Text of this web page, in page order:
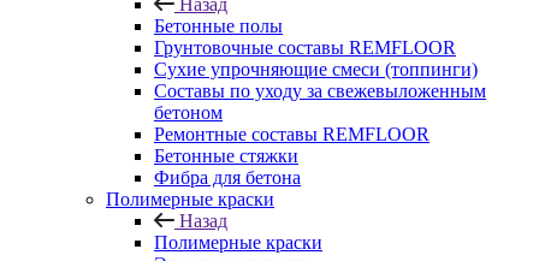
Бетонные полы
Грунтовочные составы REMFLOOR
Сухие упрочняющие смеси (топпинги)
Составы по уходу за свежевыложенным
бетоном
Ремонтные составы REMFLOOR
Бетонные стяжки
Фибра для бетона
Полимерные краски
Назад
Полимерные краски